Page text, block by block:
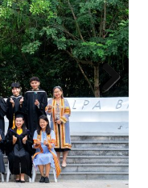
Next